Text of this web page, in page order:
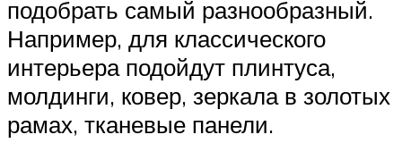
подобрать самый разнообразный.
Например, для классического
интерьера подойдут плинтуса,
молдинги, ковер, зеркала в золотых
рамах, тканевые панели.